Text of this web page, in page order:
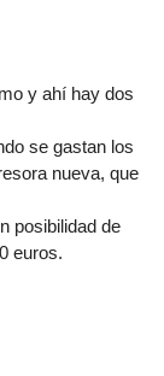
y ahí hay dos
se gastan los
nueva, que
posibilidad de
euros.